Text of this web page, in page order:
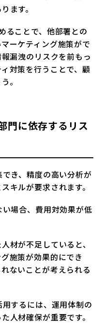
ます。
ることで、他部署との
ーケティング施策がで
漏洩のリスクを前もっ
対策を行うことで、顧
。
門に依存するリス
き、精度の高い分析が
キルが要求されます。
場合、費用対効果が低
材が不足していると、
施策が効果的にでき
ないことが考えられる
するには、運用体制の
人材確保が重要です。